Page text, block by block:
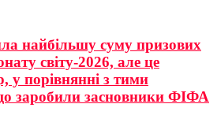
найбільшу суму призових
світу-2026, але це
у порівнянні з тими
заробили засновники ФІФА